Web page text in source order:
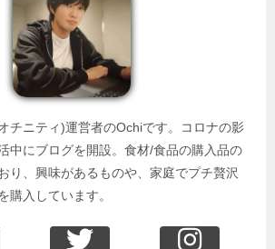
チニティ)運営者のOchiです。コロナの影
中にブログを開設。食材/食品の購入品の
り、興味があるものや、家庭でプチ贅沢
購入しています。